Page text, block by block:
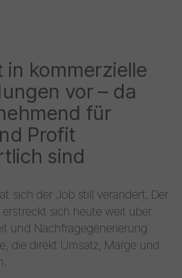
in kommerzielle
vor – da
für
Profit
sind
sich der Job still verändert. Der
sich heute weit über
und Nachfragegenerierung
die direkt Umsatz, Marge und